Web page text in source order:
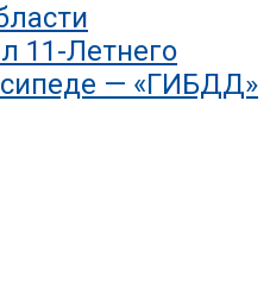
11-Летнего
— «ГИБДД»